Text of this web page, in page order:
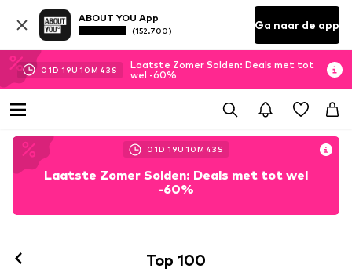
ABOUT YOU App
(152.700) Ga naar de app
01D 19U 10M 41 S
Laatste Zomer Solden: Deals met tot
wel -60%
01D 19U 10M 41 S
Laatste Zomer Solden: Deals met tot wel
-60%
Top 100